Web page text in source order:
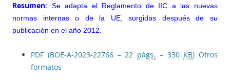
Resumen:
Se adapta el Reglamento de IIC a las nuevas
normas internas o de la UE, surgidas después de su
publicación en el año 2012.
PDF (BOE-A-2023-22766 – 22 págs. – 330 KB) Otros
formatos